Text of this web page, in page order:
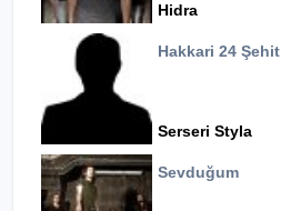
Hidra
Hakkari 24 Şehit
Serseri Styla
Sevduğum